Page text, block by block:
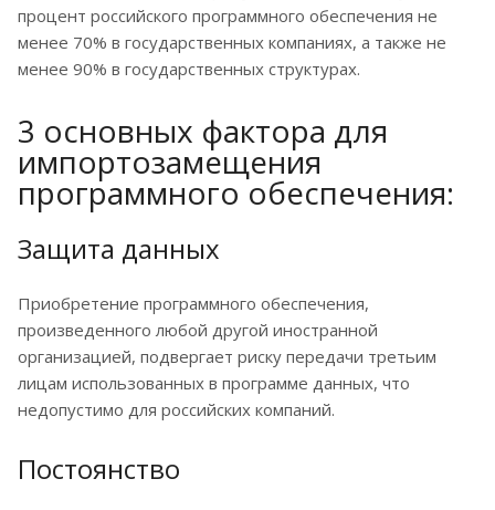
процент российского программного обеспечения не
менее 70% в государственных компаниях, а также не
менее 90% в государственных структурах.
3 основных фактора для
импортозамещения
программного обеспечения:
Защита данных
Приобретение программного обеспечения,
произведенного любой другой иностранной
организацией, подвергает риску передачи третьим
лицам использованных в программе данных, что
недопустимо для российских компаний.
Постоянство